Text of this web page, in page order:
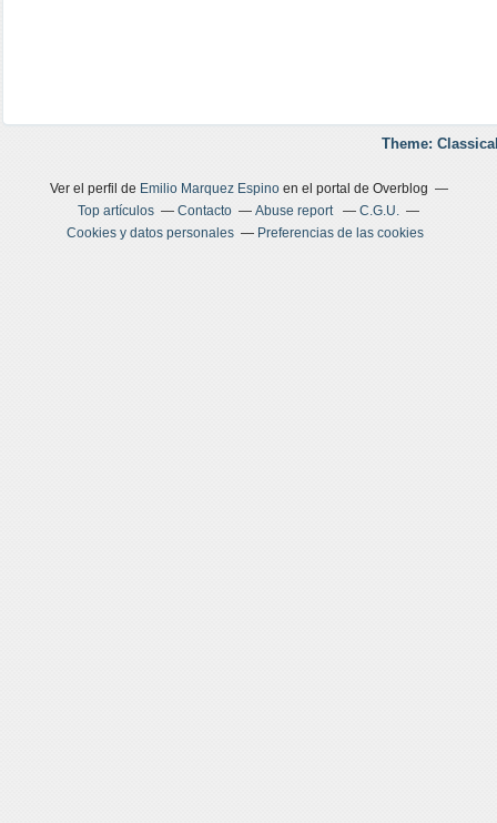
Theme:
Ver el perfil de Emilio Marquez Espinoen el portal de Overblog
Top artículos
Contacto Abuse report
C.G.U.
Cookies y datos personales
Preferencias de las cookies